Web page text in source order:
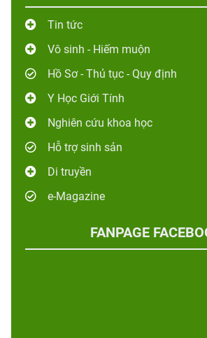
Tin tức
Vô sinh - Hiếm muộn
Hồ Sơ - Thủ tục - Quy định
Y Học Giới Tính
Nghiên cứu khoa học
Hỗ trợ sinh sản
Di truyền
e-Magazine
FANPAGE